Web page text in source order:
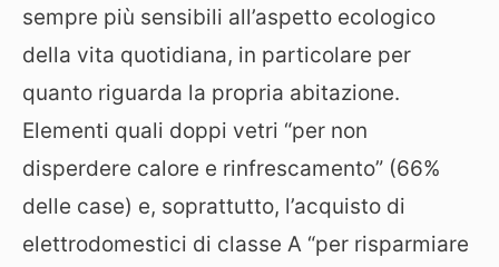
sempre più sensibili all’aspetto ecologico
della vita quotidiana, in particolare per
quanto riguarda la propria abitazione.
Elementi quali doppi vetri “per non
disperdere calore e rinfrescamento” (66%
delle case) e, soprattutto, l’acquisto di
elettrodomestici di classe A “per risparmiare